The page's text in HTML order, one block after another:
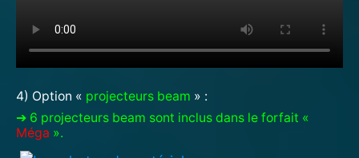
4) Option « projecteurs beam » :
➔ 6 projecteurs beam sont inclus dans le forfait «
Méga ».